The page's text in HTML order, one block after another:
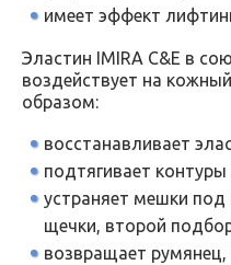
имеет эффект
Эластин IMIRA C&E в
воздействует на
образом:
восстанавливает
подтягивает контуры
устраняет мешки под
щечки, второй
возвращает румянец,